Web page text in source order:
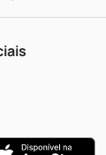
1687